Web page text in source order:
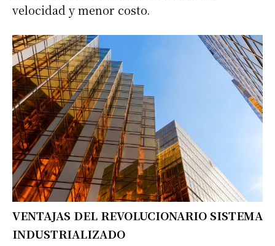
velocidad y menor costo.
VENTAJAS DEL REVOLUCIONARIO SISTEMA
INDUSTRIALIZADO